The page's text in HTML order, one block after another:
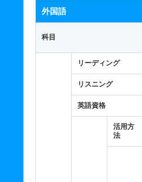
外国語
科目
リーディング
リスニング
英語資格
活用方
法